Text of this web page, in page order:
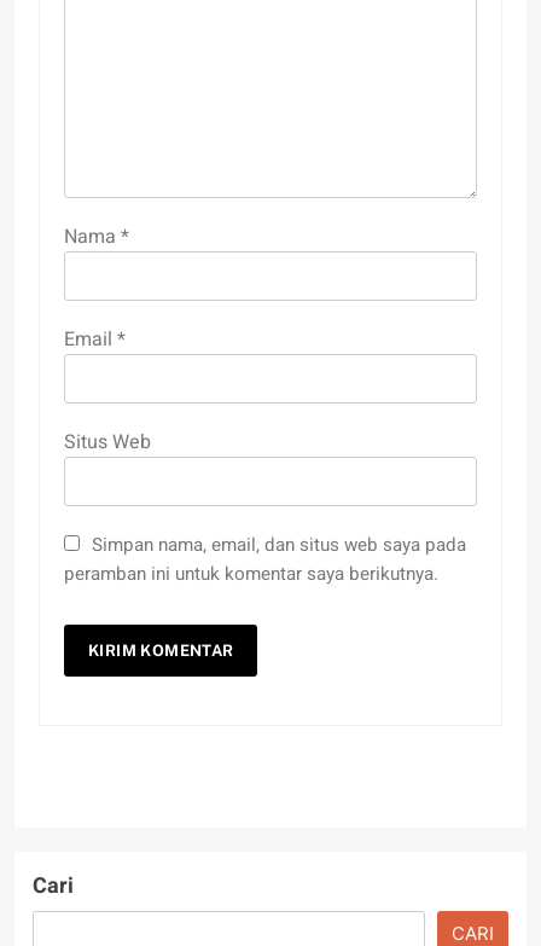
Nama *
Email *
Situs Web
Simpan nama, email, dan situs web saya pada
peramban ini untuk komentar saya berikutnya.
Cari
CARI